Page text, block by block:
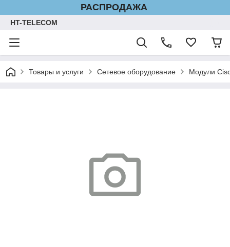
РАСПРОДАЖА
HT-TELECOM
Товары и услуги Сетевое оборудование Модули